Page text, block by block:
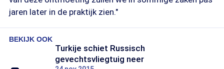
jaren later in de praktijk zien."
BEKIJK OOK
Turkije schiet Russisch
gevechtsvliegtuig neer